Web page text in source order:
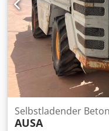
Straßenbeleuchtung,
41468 Neuss sofort
Selbstladender
AUSA